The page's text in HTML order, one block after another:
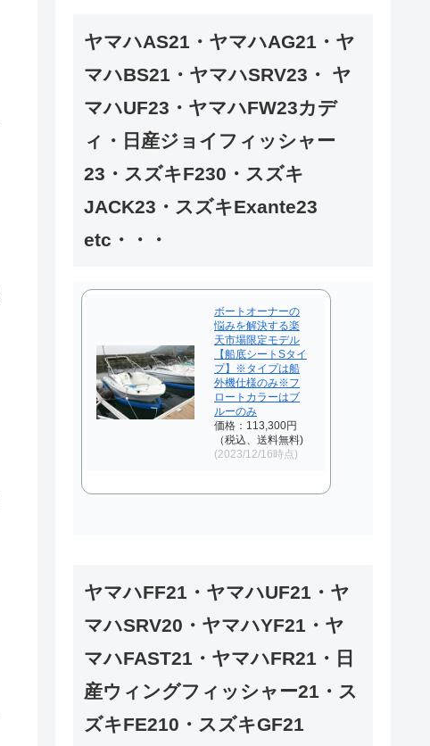
ヤマハAS21・ヤマハAG21・ヤ
マハBS21・ヤマハSRV23・ ヤ
マハUF23・ヤマハFW23カデ
ィ・日産ジョイフィッシャー
23・スズキF230・スズキ
JACK23・スズキExante23
etc・・・
ボートオーナーの
悩みを解決する楽
天市場限定モデル
【船底シートSタイ
プ】※タイプは船
外機仕様のみ※フ
ロートカラーはブ
ルーのみ
価格：113,300円
（税込、送料無料)
(2023/12/16時点)
ヤマハFF21・ヤマハUF21・ヤ
マハSRV20・ヤマハYF21・ヤ
マハFAST21・ヤマハFR21・日
産ウィングフィッシャー21・ス
ズキFE210・スズキGF21